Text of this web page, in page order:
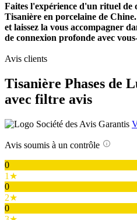
Faites l'expérience d'un rituel de
Tisanière en porcelaine de
et laissez la vous accompagner
de connexion profonde avec
Avis clients
Tisanière Phases de
avec filtre avis
Avis soumis à un contrôle
0
1★
0
2★
0